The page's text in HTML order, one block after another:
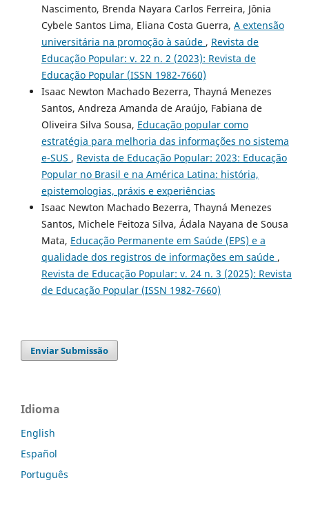
Nascimento, Brenda Nayara Carlos Ferreira, Jônia
Cybele Santos Lima, Eliana Costa Guerra, A extensão
universitária na promoção à saúde , Revista de
Educação Popular: v. 22 n. 2 (2023): Revista de
Educação Popular (ISSN 1982-7660)
Isaac Newton Machado Bezerra, Thayná Menezes
Santos, Andreza Amanda de Araújo, Fabiana de
Oliveira Silva Sousa, Educação popular como
estratégia para melhoria das informações no sistema
e-SUS , Revista de Educação Popular: 2023: Educação
Popular no Brasil e na América Latina: história,
epistemologias, práxis e experiências
Isaac Newton Machado Bezerra, Thayná Menezes
Santos, Michele Feitoza Silva, Ádala Nayana de Sousa
Mata, Educação Permanente em Saúde (EPS) e a
qualidade dos registros de informações em saúde ,
Revista de Educação Popular: v. 24 n. 3 (2025): Revista
de Educação Popular (ISSN 1982-7660)
Enviar Submissão
Idioma
English
Español
Português